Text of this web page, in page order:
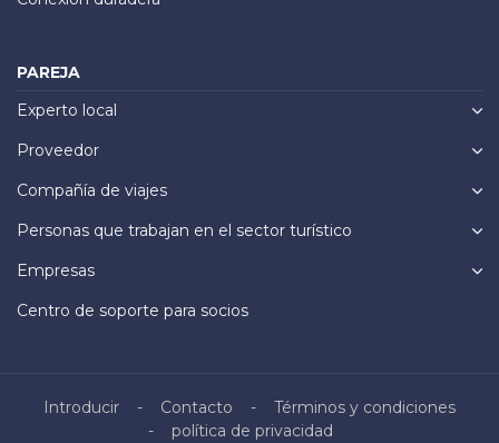
PAREJA
Experto local
Proveedor
Compañía de viajes
Personas que trabajan en el sector turístico
Empresas
Centro de soporte para socios
Introducir Contacto
Términos y condiciones
política de privacidad